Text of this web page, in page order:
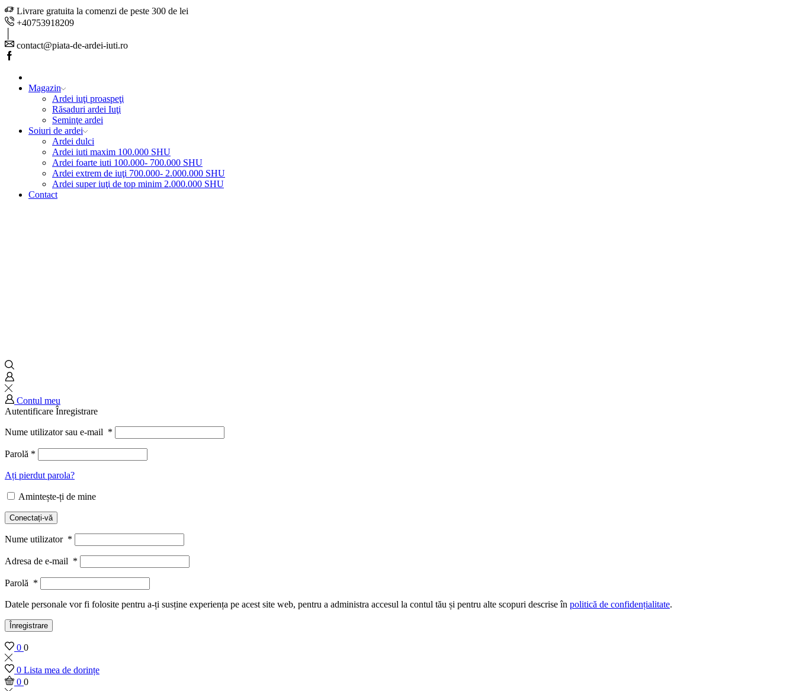
Livrare gratuita la comenzi de peste 300 de lei
+40753918209
contact@piata-de-ardei-iuti.ro
Facebook
Magazin
Ardei iuţi proaspeţi
Răsaduri ardei Iuţi
Seminţe ardei
Soiuri de ardei
Ardei dulci
Ardei iuti maxim 100.000 SHU
Ardei foarte iuti 100.000- 700.000 SHU
Ardei extrem de iuţi 700.000- 2.000.000 SHU
Ardei super iuţi de top minim 2.000.000 SHU
Contact
Contul meu
Autentificare Înregistrare
Nume utilizator sau e-mail *
Parolă *
Ați pierdut parola?
Amintește-ți de mine
Conectați-vă
Nume utilizator *
Adresa de e-mail *
Parolă *
Datele personale vor fi folosite pentru a-ți susține experiența pe acest site web, pentru a administra accesul la contul tău și pentru alte scopuri descrise în politică de confidențialitate.
Înregistrare
0 0
0 Lista mea de dorințe
0 0